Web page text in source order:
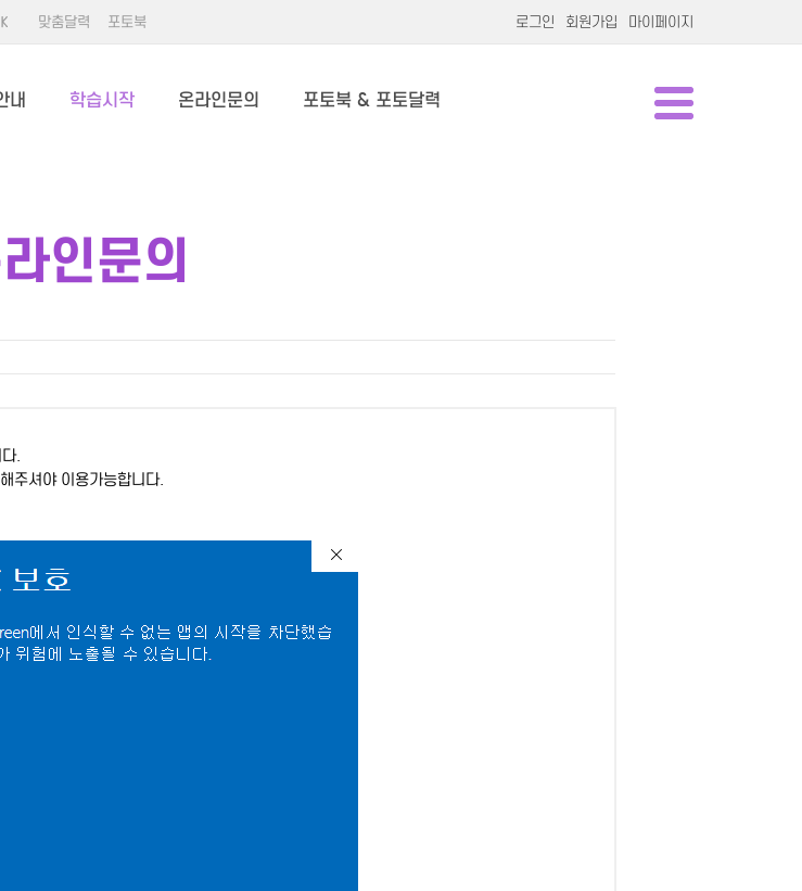
맞춤달력 포토북 로그인 회원가입 마이페이지
내 학습시작 온라인문의 포토북 & 포토달력
인문의
.
주셔야 이용가능합니다.